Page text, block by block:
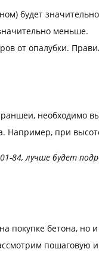
будет
меньше.
от опалубки.
необходимо
при
лучше будет
бетона, но
пошаговую